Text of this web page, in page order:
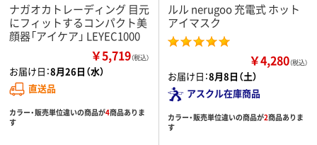
ナガオカトレーディング 目元
にフィットするコンパクト美
顔器「アイケア」 LEYEC1000
￥5,719（税込）
お届け日：8月26日（水）
直送品
カラー・販売単位違いの商品が4商品ありま
す
ルル nerugoo 充電式 ホット
アイマスク
￥4,280（税込）
お届け日：8月8日（土）
アスクル在庫商品
カラー・販売単位違いの商品が2商品ありま
す